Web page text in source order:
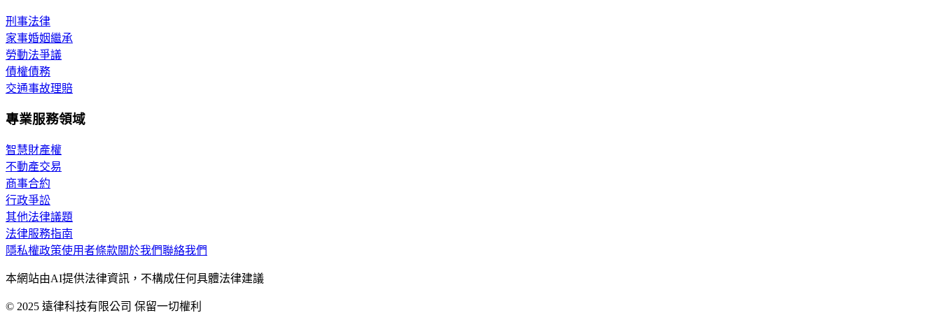
刑事法律
家事婚姻繼承
勞動法爭議
債權債務
交通事故理賠
專業服務領域
智慧財產權
不動產交易
商事合約
行政爭訟
其他法律議題
法律服務指南
隱私權政策使用者條款關於我們聯絡我們
本網站由AI提供法律資訊，不構成任何具體法律建議
© 2025 遠律科技有限公司 保留一切權利